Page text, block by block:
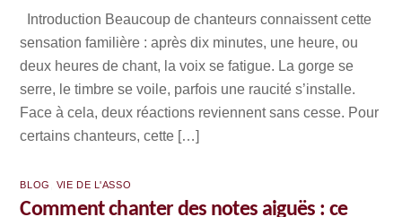
Introduction Beaucoup de chanteurs connaissent cette
sensation familière : après dix minutes, une heure, ou
deux heures de chant, la voix se fatigue. La gorge se
serre, le timbre se voile, parfois une raucité s’installe.
Face à cela, deux réactions reviennent sans cesse. Pour
certains chanteurs, cette […]
BLOG VIE DE L'ASSO
Comment chanter des notes aiguës : ce